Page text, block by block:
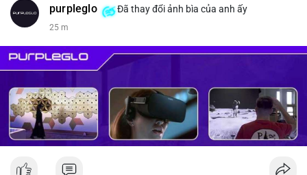
purpleglo Đã thay đổi ảnh bìa của anh ấy
25 m